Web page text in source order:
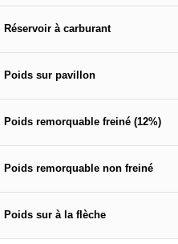
Réservoir à carburant
Poids sur pavillon
Poids remorquable freiné (12%)
Poids remorquable non freiné
Poids sur à la flèche